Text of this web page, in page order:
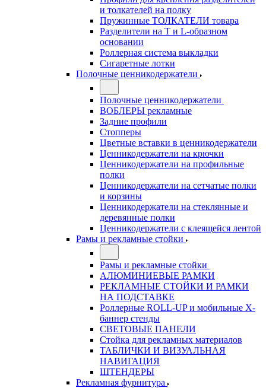
и толкателей на полку
Пружинные ТОЛКАТЕЛИ товара
Разделители на Т и L-образном
основании
Роллерная система выкладки
Сигаретные лотки
Полочные ценникодержатели
Полочные ценникодержатели
ВОБЛЕРЫ рекламные
Задние профили
Стопперы
Цветные вставки в ценникодержатели
Ценникодержатели на крючки
Ценникодержатели на профильные
полки
Ценникодержатели на сетчатые полки
и корзины
Ценникодержатели на стеклянные и
деревянные полки
Ценникодержатели с клеящейся лентой
Рамы и рекламные стойки
Рамы и рекламные стойки
АЛЮМИНИЕВЫЕ РАМКИ
РЕКЛАМНЫЕ СТОЙКИ И РАМКИ
НА ПОДСТАВКЕ
Роллерные ROLL-UP и мобильные X-
баннер стенды
СВЕТОВЫЕ ПАНЕЛИ
Стойка для рекламных материалов
ТАБЛИЧКИ И ВИЗУАЛЬНАЯ
НАВИГАЦИЯ
ШТЕНДЕРЫ
Рекламная фурнитура